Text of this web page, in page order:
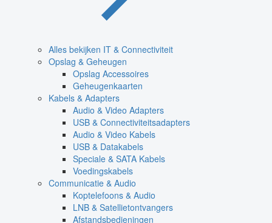
Alles bekijken IT & Connectiviteit
Opslag & Geheugen
Opslag Accessoires
Geheugenkaarten
Kabels & Adapters
Audio & Video Adapters
USB & Connectiviteitsadapters
Audio & Video Kabels
USB & Datakabels
Speciale & SATA Kabels
Voedingskabels
Communicatie & Audio
Koptelefoons & Audio
LNB & Satellietontvangers
Afstandsbedieningen